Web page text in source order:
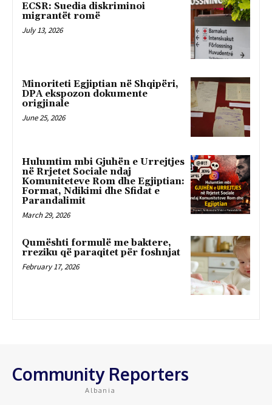
ECSR: Suedia diskriminoi
migrantët romë
July 13, 2026
Minoriteti Egjiptian në Shqipëri,
DPA ekspozon dokumente
origjinale
June 25, 2026
Hulumtim mbi Gjuhën e Urrejtjes
në Rrjetet Sociale ndaj
Komuniteteve Rom dhe Egjiptian:
Format, Ndikimi dhe Sfidat e
Parandalimit
March 29, 2026
Qumështi formulë me baktere,
rreziku që paraqitet për foshnjat
February 17, 2026
Community Reporters
Albania